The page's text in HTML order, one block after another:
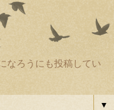
なろうにも投稿してい
▼